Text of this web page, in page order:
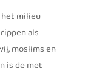
milieu
als
moslims en